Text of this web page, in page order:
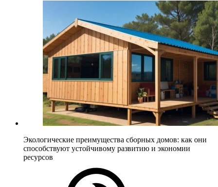
Экологические преимущества сборных домов: как они
способствуют устойчивому развитию и экономии
ресурсов